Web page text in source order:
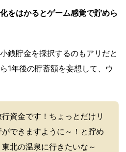
をはかるとゲーム感覚で貯めら
銭貯金を採択するのもアリだと
1年後の貯蓄額を妄想して、ウ
資金です！ちょっとだけリ
ができますように～！と貯め
北の温泉に行きたいな～